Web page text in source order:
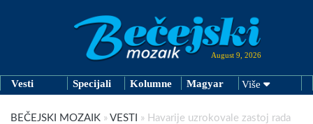
August 9, 2026
Vesti Specijali Kolumne Magyar Više
BEČEJSKI MOZAIK » VESTI » Havarije uzrokovale zastoj rada